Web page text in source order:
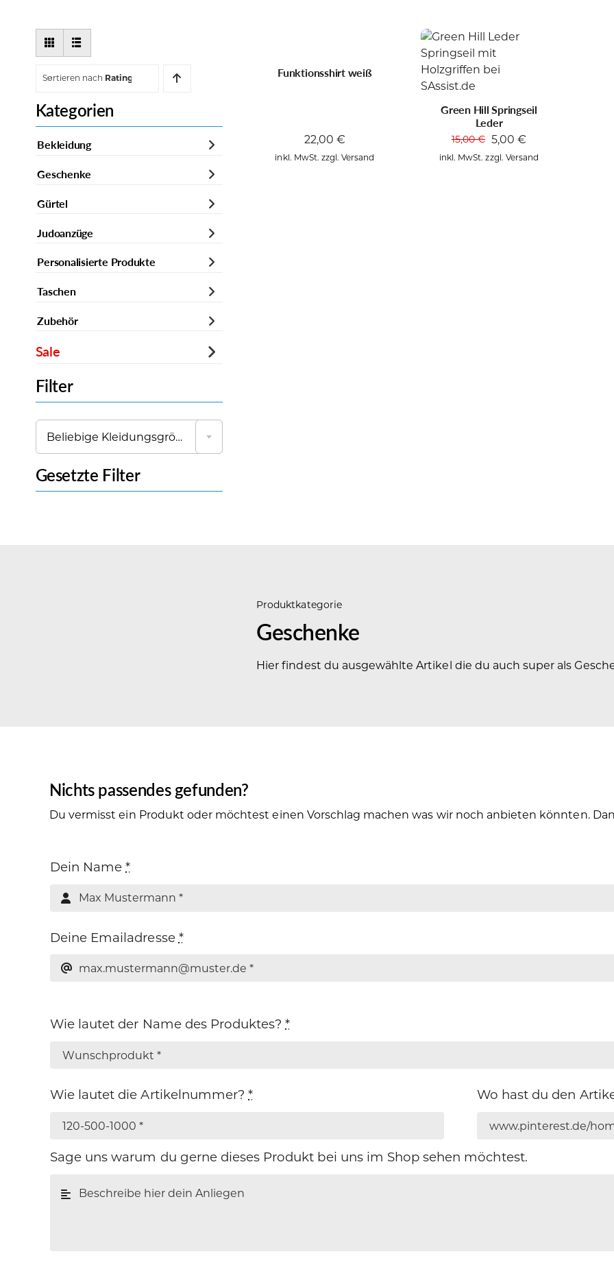
Sortieren nach Rating
Kategorien
Bekleidung
Geschenke
Gürtel
Judoanzüge
Personalisierte Produkte
Taschen
Zubehör
Sale
Filter

Beliebige Kleidungsgröße
Gesetzte Filter
Funktionsshirt weiß
22,00€
inkl. MwSt. zzgl. Versand
Green Hill Springseil
Leder
15,00€
Ursprünglicher
Preis
5,00€
Aktueller
Preis
inkl. MwSt. zzgl. Versand
Produktkategorie
Geschenke
Hier findest du ausgewählte Artikel die du auch super als
Nichts passendes gefunden?
Du vermisst ein Produkt oder möchtest einen Vorschlag machen was wir noch anbieten könnten.
Dein Name*
Deine Emailadresse *
Wie lautet der Name des Produktes?*
Wie lautet die Artikelnummer?* Wo hast du den
Sage uns warum du gerne dieses Produkt bei uns im Shop sehen möchtest.